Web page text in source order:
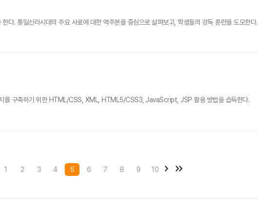
다. 통일신라시대의 주요 사료에 대한 역주본을 중심으로 살펴보고, 학생들의 강독 훈련을 도모한다.
지를 구축하기 위한 HTML/CSS, XML, HTML5/CSS3, JavaScript, JSP 활용 방법을 습득한다.
1 2 3 4 5 6 7 8 9 10